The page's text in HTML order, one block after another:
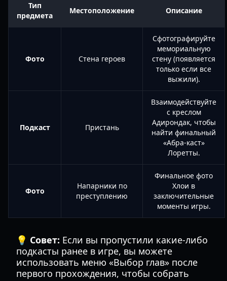
Тип
предмета
Местоположение Описание
Фото Стена героев
Сфотографируйте
мемориальную
стену (появляется
только если все
выжили).
Подкаст Пристань
Взаимодействуйте
с креслом
Адирондак, чтобы
найти финальный
«Абра-каст»
Лоретты.
Фото
Напарники по
преступлению
Финальное фото
Хлои в
заключительные
моменты игры.
💡 Совет: Если вы пропустили какие-либо
подкасты ранее в игре, вы можете
использовать меню «Выбор глав» после
первого прохождения, чтобы собрать